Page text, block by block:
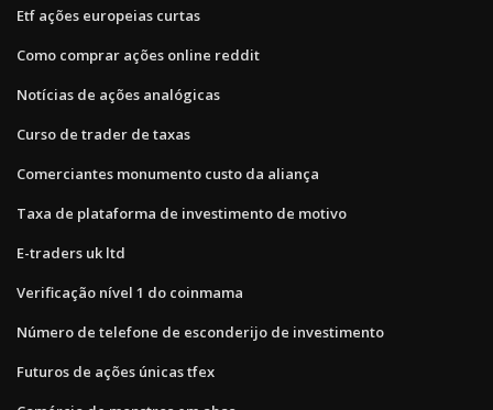
Etf ações europeias curtas
Como comprar ações online reddit
Notícias de ações analógicas
Curso de trader de taxas
Comerciantes monumento custo da aliança
Taxa de plataforma de investimento de motivo
E-traders uk ltd
Verificação nível 1 do coinmama
Número de telefone de esconderijo de investimento
Futuros de ações únicas tfex